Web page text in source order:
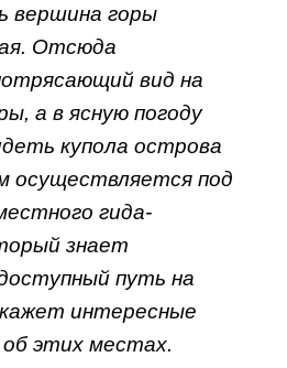
вершина горы
Отсюда
вид на
а в ясную погоду
купола острова
осуществляется под
гида-
знает
путь на
интересные
этих местах.